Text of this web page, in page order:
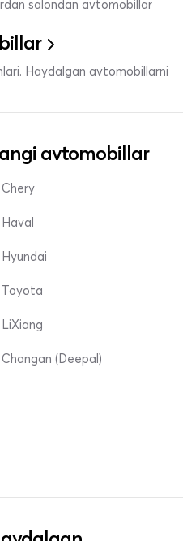
salondan avtomobillar
Haydalgan avtomobillarni
avtomobillar
Chery
Haval
Hyundai
Toyota
LiXiang
Changan (Deepal)